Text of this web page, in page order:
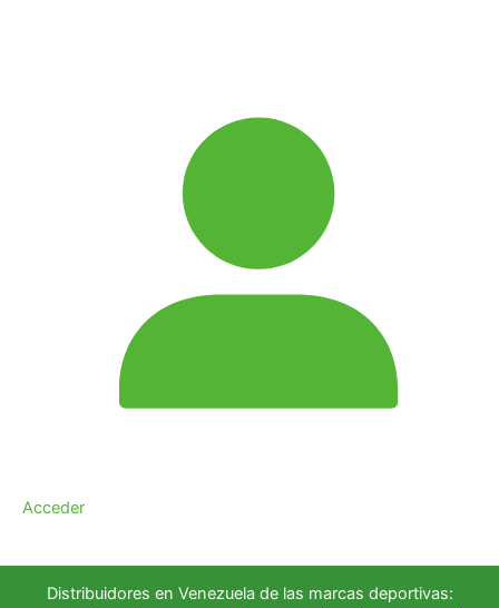
Acceder
Distribuidores en Venezuela de las marcas deportivas: